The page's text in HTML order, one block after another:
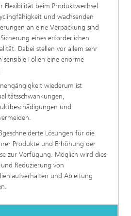
Flexibilität beim Produktwechsel
und wachsenden
an eine Verpackung sind
eines erforderlichen
Dabei stellen vor allem sehr
sensible Folien eine enorme
wiederum ist
und
Lösungen für die
Produkte und Erhöhung der
zur Verfügung. Möglich wird dies
Reduzierung von
und Ableitung